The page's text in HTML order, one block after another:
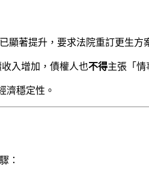
著提升，要求法院重訂更生方
收入增加，債權人也不得主張「情
濟穩定性。
：